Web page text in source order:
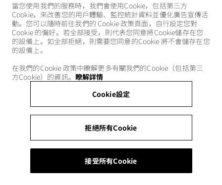
當您使用我們的服務時，我們會使用Cookie，包括第三方
Cookie，來改善您的用戶體驗、監控統計資料並優化廣告宣傳活
動。您可以隨時前往我們的 Cookie 政策頁面，自行設定您對
Cookie 的偏好。若全部接受，則代表您同意將Cookie儲存在您
的設備上。如全部拒絕，則需要您同意的Cookie 將不會儲存在您
的設備上。
在我們的Cookie 政策中瞭解更多有關我們的Cookie（包括第三
方Cookie）的資訊。 瞭解詳情
Cookie設定
拒絕所有Cookie
接受所有Cookie